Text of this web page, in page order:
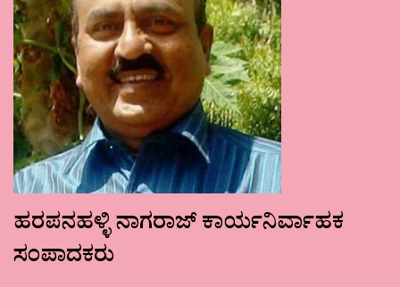
ಹರಪನಹಳ್ಳಿ ನಾಗರಾಜ್ ಕಾರ್ಯನಿರ್ವಾಹಕ
ಸಂಪಾದಕರು